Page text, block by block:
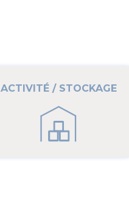
ACTIVITÉ / STOCKAGE